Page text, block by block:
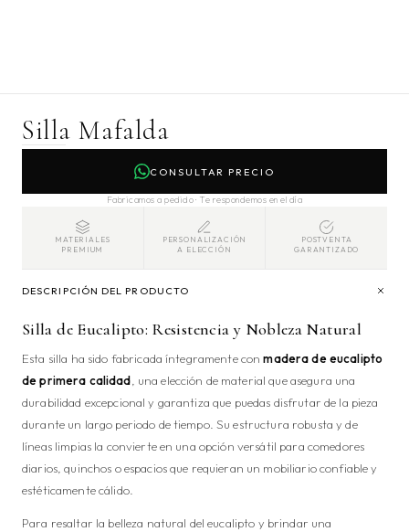
Silla Mafalda
CONSULTAR PRECIO
Fabricamos a pedido · Te respondemos en el día
MATERIALES
PREMIUM
PERSONALIZACIÓN
A ELECCIÓN
POSTVENTA
GARANTIZADO
DESCRIPCIÓN DEL PRODUCTO
Silla de Eucalipto: Resistencia y Nobleza Natural
Esta silla ha sido fabricada íntegramente conmadera de eucalipto
de primera calidad, una elección de material que asegura una
durabilidad excepcional y garantiza que puedas disfrutar de la pieza
durante un largo periodo de tiempo. Su estructura robusta y de
líneas limpias la convierte en una opción versátil para comedores
diarios, quinchos o espacios que requieran un mobiliario confiable y
estéticamente cálido.
Para resaltar la belleza natural del eucalipto y brindar una